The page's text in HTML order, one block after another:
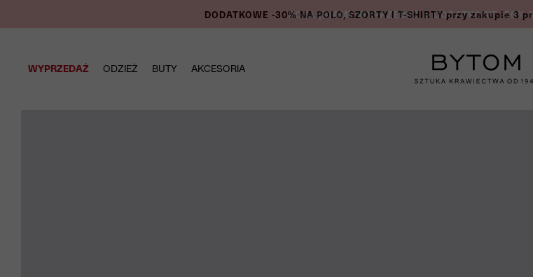
DODATKOWE -30% NA POLO, SZORTY I T-SHIRTY przy zakupie 3
WYPRZEDAŻ ODZIEŻ BUTY AKCESORIA